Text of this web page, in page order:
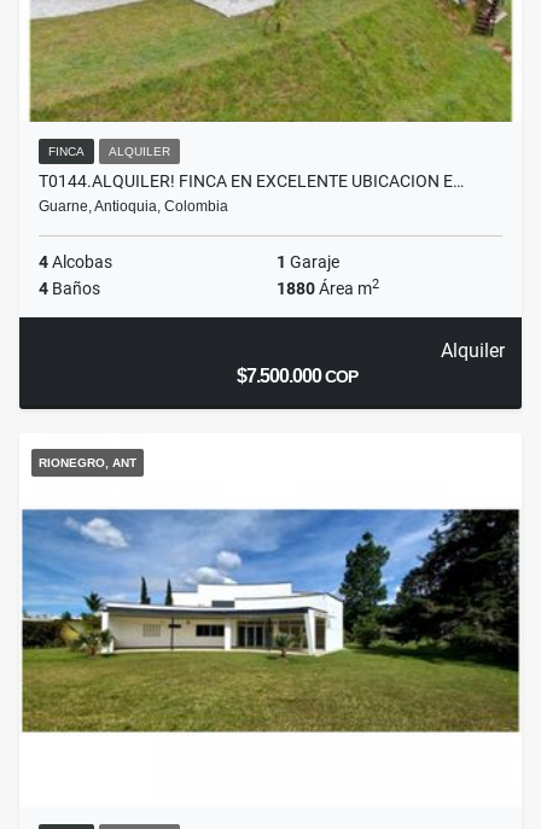
FINCA ALQUILER
T0144.ALQUILER! FINCA EN EXCELENTE UBICACION E…
Guarne, Antioquia, Colombia
4Alcobas 1 Garaje
4 Baños 1880Área m2
Alquiler
$7.500.000COP
RIONEGRO, ANT